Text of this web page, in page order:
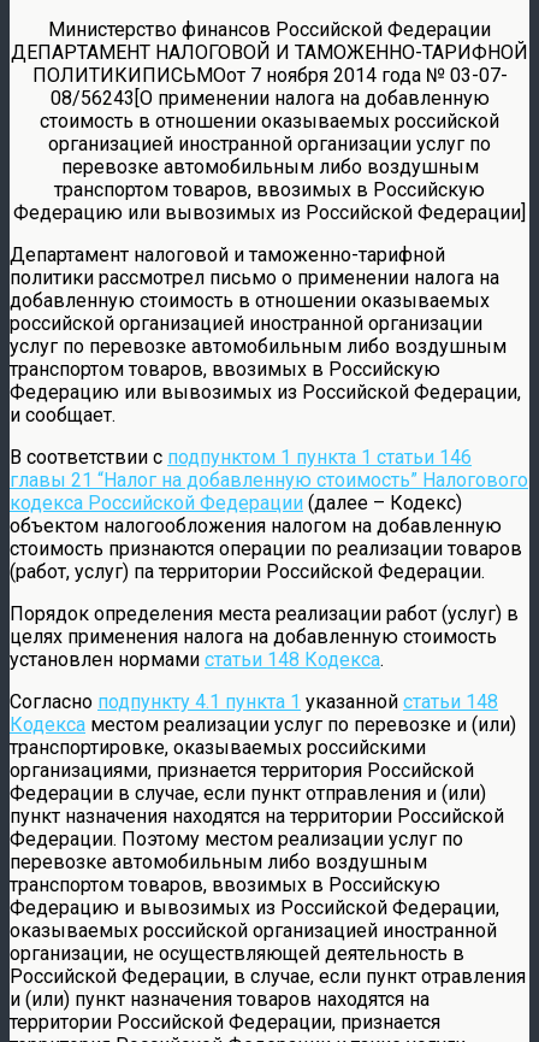
Министерство финансов Российской Федерации
ДЕПАРТАМЕНТ НАЛОГОВОЙ И ТАМОЖЕННО-ТАРИФНОЙ
ПОЛИТИКИПИСЬМОот 7 ноября 2014 года № 03-07-
08/56243[О применении налога на добавленную
стоимость в отношении оказываемых российской
организацией иностранной организации услуг по
перевозке автомобильным либо воздушным
транспортом товаров, ввозимых в Российскую
Федерацию или вывозимых из Российской Федерации]
Департамент налоговой и таможенно-тарифной
политики рассмотрел письмо о применении налога на
добавленную стоимость в отношении оказываемых
российской организацией иностранной организации
услуг по перевозке автомобильным либо воздушным
транспортом товаров, ввозимых в Российскую
Федерацию или вывозимых из Российской Федерации,
и сообщает.
В соответствии с подпунктом 1 пункта 1 статьи 146
главы 21 “Налог на добавленную стоимость” Налогового
кодекса Российской Федерации (далее – Кодекс)
объектом налогообложения налогом на добавленную
стоимость признаются операции по реализации товаров
(работ, услуг) па территории Российской Федерации.
Порядок определения места реализации работ (услуг) в
целях применения налога на добавленную стоимость
установлен нормами статьи 148 Кодекса.
Согласно подпункту 4.1 пункта 1 указанной статьи 148
Кодекса местом реализации услуг по перевозке и (или)
транспортировке, оказываемых российскими
организациями, признается территория Российской
Федерации в случае, если пункт отправления и (или)
пункт назначения находятся на территории Российской
Федерации. Поэтому местом реализации услуг по
перевозке автомобильным либо воздушным
транспортом товаров, ввозимых в Российскую
Федерацию и вывозимых из Российской Федерации,
оказываемых российской организацией иностранной
организации, не осуществляющей деятельность в
Российской Федерации, в случае, если пункт отравления
и (или) пункт назначения товаров находятся на
территории Российской Федерации, признается